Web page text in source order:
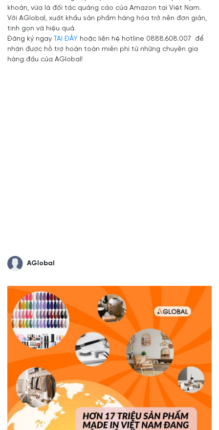
khoản, vừa là đối tác quảng cáo của Amazon tại Việt Nam.
Với AGlobal, xuất khẩu sản phẩm hàng hóa trở nên đơn giản,
tinh gọn và hiệu quả.
Đăng ký ngay TẠI ĐÂY hoặc liên hệ hotline 0888.608.007 để
nhận được hỗ trợ hoàn toàn miễn phí từ những chuyên gia
hàng đầu của AGlobal!
AGlobal